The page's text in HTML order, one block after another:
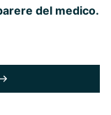
del medico.